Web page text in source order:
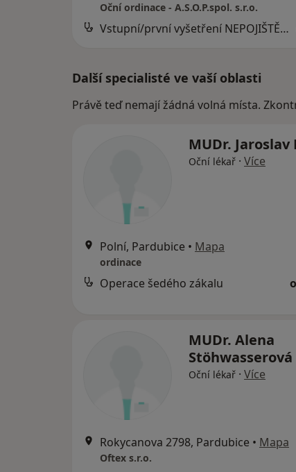
Oční ordinace - A.S.O.P.spol. s.r.o.
Vstupní/první vyšetření NEPOJIŠTĚNÉHO pacienta nebo kontrola nepojištěného pacienta po více než 2 letech
Další specialisté ve vaší oblasti
Právě teď nemají žádná volná místa.
MUDr. Jaroslav
Oční lékař · Více
Polní, Pardubice • Mapa
ordinace
Operace šedého zákalu
MUDr. Alena
Stöhwasserová
Oční lékař · Více
Rokycanova 2798, Pardubice • Mapa
Oftex s.r.o.